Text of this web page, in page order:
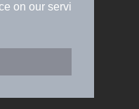
on our servi
をフォローして
を受け取ろう